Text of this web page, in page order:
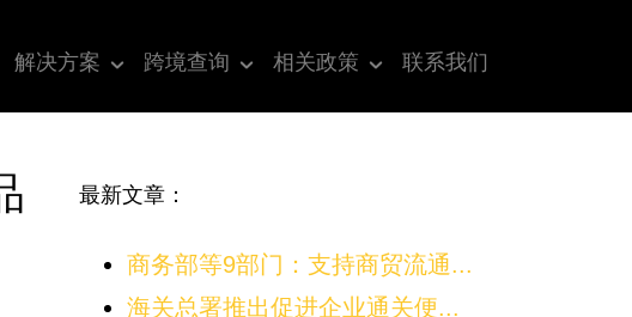
解决方案 跨境查询 相关政策 联系我们
最新文章：
商务部等9部门：支持商贸流通...
海关总署推出促进企业通关便...